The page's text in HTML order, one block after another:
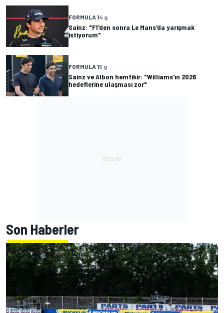
FORMULA 14 g
Sainz: "F1'den sonra Le Mans'da yarışmak
istiyorum"
FORMULA 15 g
Sainz ve Albon hemfikir: "Williams'ın 2026
hedeflerine ulaşması zor"
Son Haberler